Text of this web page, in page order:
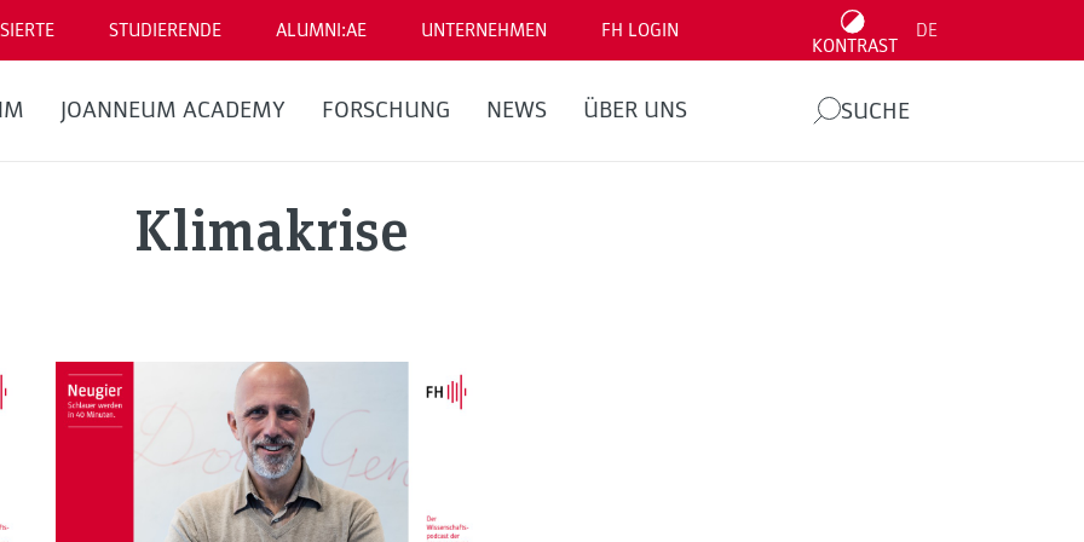
STUDIERENDE ALUMNI:AE UNTERNEHMEN FH LOGIN
KONTRAST
DE
JOANNEUM ACADEMY FORSCHUNG NEWS ÜBER UNS SUCHE
Klimakrise